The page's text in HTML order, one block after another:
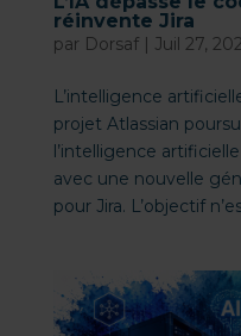
réinvente Jira
par Dorsaf| Juil 27,
L’intelligence
projet Atlassian
l’intelligence
avec une nouvelle
pour Jira. L’objectif